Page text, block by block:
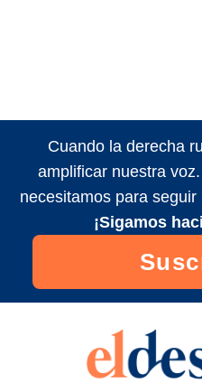
Cuando la derecha
amplificar nuestra
necesitamos para
¡Sigamos